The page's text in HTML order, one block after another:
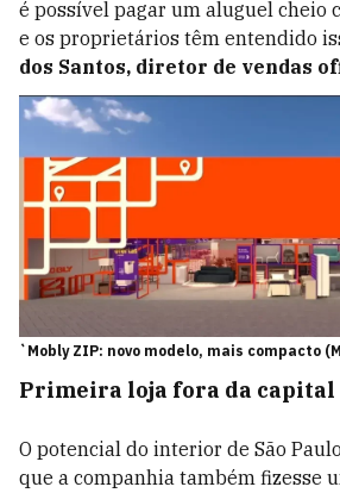
é possível pagar um aluguel cheio
e os proprietários têm entendido
dos Santos, diretor de vendas
`Mobly ZIP: novo modelo, mais compacto
Primeira loja fora da capital
O potencial do interior de São
que a companhia também fizesse